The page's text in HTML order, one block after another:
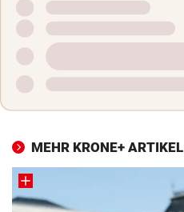
MEHR KRONE+ ARTIKEL